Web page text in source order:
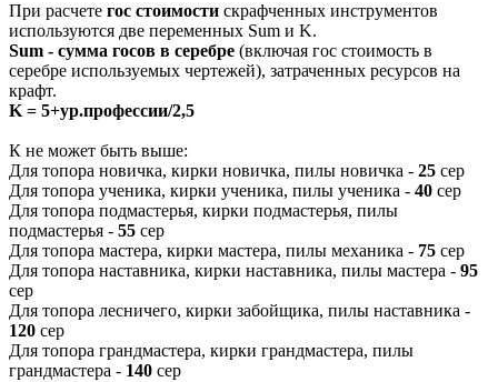
При расчете гос стоимости скрафченных инструментов
используются две переменных Sum и K.
Sum - сумма госов в серебре (включая гос стоимость в
серебре используемых чертежей), затраченных ресурсов на
крафт.
K = 5+ур.профессии/2,5
К не может быть выше:
Для топора новичка, кирки новичка, пилы новичка - 25 сер
Для топора ученика, кирки ученика, пилы ученика - 40 сер
Для топора подмастерья, кирки подмастерья, пилы
подмастерья - 55 сер
Для топора мастера, кирки мастера, пилы механика - 75 сер
Для топора наставника, кирки наставника, пилы мастера - 95
сер
Для топора лесничего, кирки забойщика, пилы наставника -
120 сер
Для топора грандмастера, кирки грандмастера, пилы
грандмастера - 140 сер